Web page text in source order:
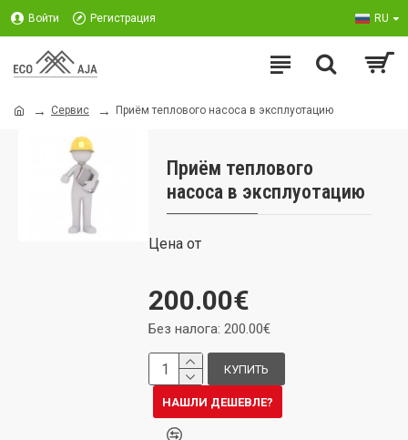
Войти Регистрация RU
Сервис Приём теплового насоса в эксплуотацию
Приём теплового
насоса в эксплуотацию
Цена от
200.00€
Без налога: 200.00€
КУПИТЬ
НАШЛИ ДЕШЕВЛЕ?